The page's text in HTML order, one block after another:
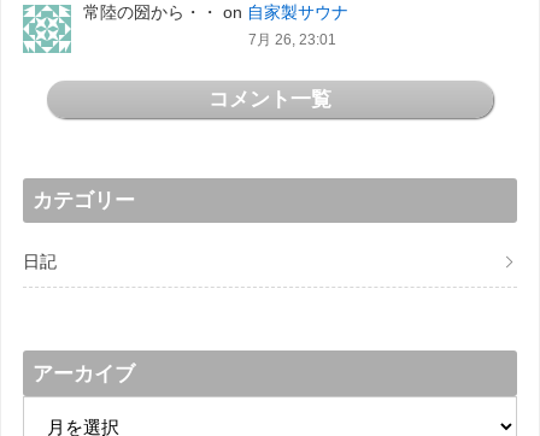
常陸の圀から・・ on 自家製サウナ
7月 26, 23:01
コメント一覧
カテゴリー
日記
アーカイブ